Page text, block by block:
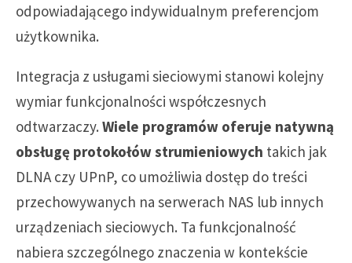
odpowiadającego indywidualnym preferencjom
użytkownika.
Integracja z usługami sieciowymi stanowi kolejny
wymiar funkcjonalności współczesnych
odtwarzaczy. Wiele programów oferuje natywną
obsługę protokołów strumieniowych takich jak
DLNA czy UPnP, co umożliwia dostęp do treści
przechowywanych na serwerach NAS lub innych
urządzeniach sieciowych. Ta funkcjonalność
nabiera szczególnego znaczenia w kontekście